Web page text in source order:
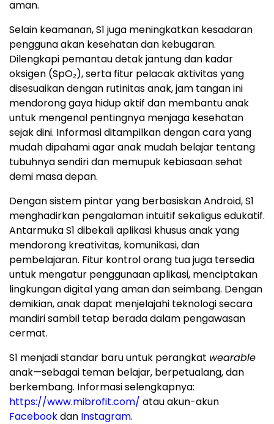
aman.
Selain keamanan, S1 juga meningkatkan kesadaran
pengguna akan kesehatan dan kebugaran.
Dilengkapi pemantau detak jantung dan kadar
oksigen (SpO₂), serta fitur pelacak aktivitas yang
disesuaikan dengan rutinitas anak, jam tangan ini
mendorong gaya hidup aktif dan membantu anak
untuk mengenal pentingnya menjaga kesehatan
sejak dini. Informasi ditampilkan dengan cara yang
mudah dipahami agar anak mudah belajar tentang
tubuhnya sendiri dan memupuk kebiasaan sehat
demi masa depan.
Dengan sistem pintar yang berbasiskan Android, S1
menghadirkan pengalaman intuitif sekaligus edukatif.
Antarmuka S1 dibekali aplikasi khusus anak yang
mendorong kreativitas, komunikasi, dan
pembelajaran. Fitur kontrol orang tua juga tersedia
untuk mengatur penggunaan aplikasi, menciptakan
lingkungan digital yang aman dan seimbang. Dengan
demikian, anak dapat menjelajahi teknologi secara
mandiri sambil tetap berada dalam pengawasan
cermat.
S1 menjadi standar baru untuk perangkat wearable
anak—sebagai teman belajar, berpetualang, dan
berkembang. Informasi selengkapnya:
https://www.mibrofit.com/ atau akun-akun
Facebookdan Instagram.